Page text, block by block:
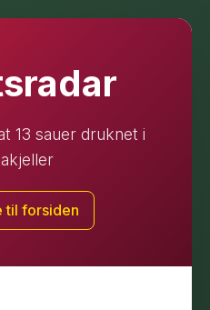
13 sauer druknet i
til forsiden